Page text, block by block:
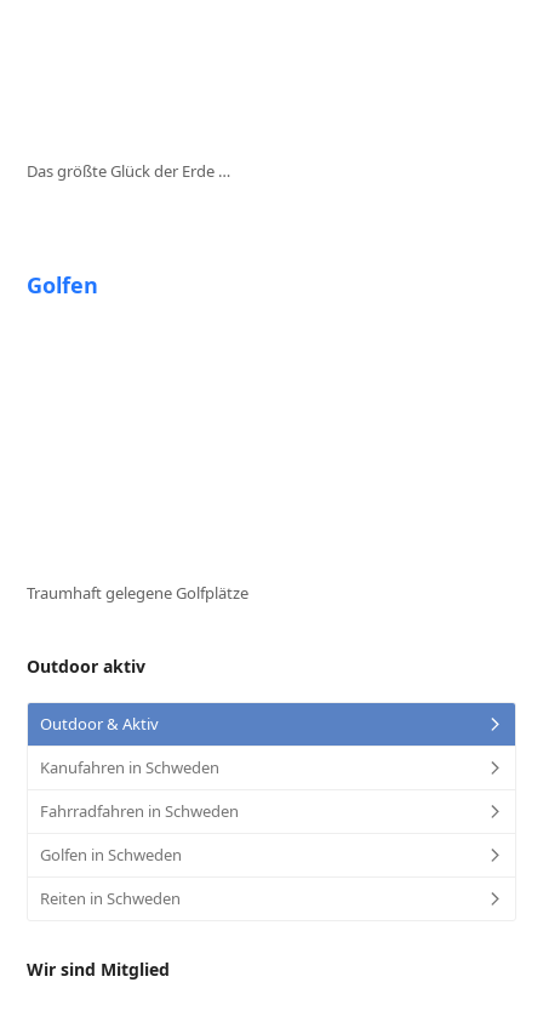
Das größte Glück der Erde …
Golfen
Traumhaft gelegene Golfplätze
Outdoor aktiv
Outdoor & Aktiv
Kanufahren in Schweden
Fahrradfahren in Schweden
Golfen in Schweden
Reiten in Schweden
Wir sind Mitglied